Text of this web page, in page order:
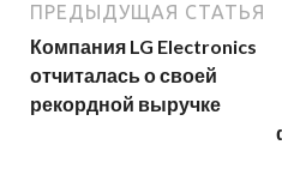
ПРЕДЫДУЩАЯ СТАТЬЯ
Компания LG Electronics
отчиталась о своей
рекордной выручке